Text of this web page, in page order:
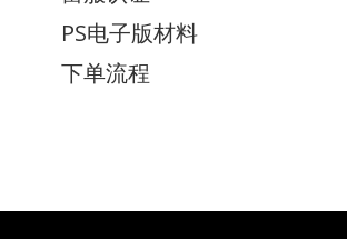
PS电子版材料
下单流程